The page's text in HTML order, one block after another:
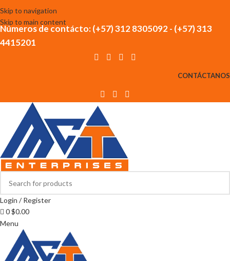
Skip to navigation
Skip to main content
Números de contácto: (+57) 312 8305092 - (+57) 313
4415201
CONTÁCTANOS
Login / Register
0$0.00
Menu